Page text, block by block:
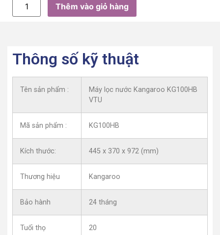
Thêm vào giỏ hàng
Thông số kỹ thuật
Tên sản phẩm :
Máy lọc nước Kangaroo KG100HB
VTU
Mã sản phẩm : KG100HB
Kích thước: 445 x 370 x 972 (mm)
Thương hiệu Kangaroo
Bảo hành 24 tháng
Tuổi thọ 20